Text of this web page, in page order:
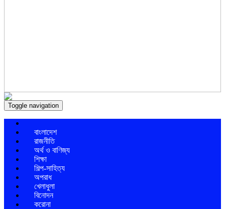
Toggle navigation
বাংলাদেশ
রাজনীতি
অর্থ ও বাণিজ্য
শিক্ষা
শিল্প-সাহিত্য
অপরাধ
খেলাধুলা
বিনোদন
করোনা